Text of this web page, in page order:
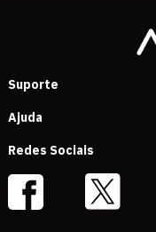
Suporte
Ajuda
Redes Sociais